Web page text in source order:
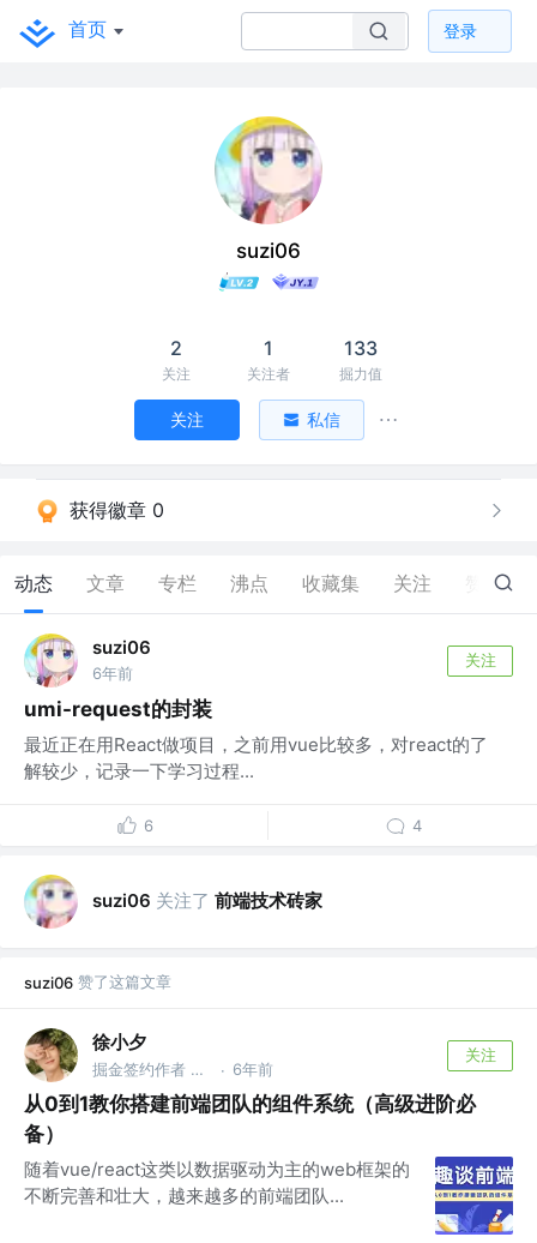
首页 登录
suzi06
2
关注
1
关注者
133
掘力值
关注 私信
获得徽章 0
动态 文章 专栏 沸点 收藏集 关注 1
suzi06
6年前
关注
umi-request的封装
最近正在用React做项目，之前用vue比较多，对react的了
解较少，记录一下学习过程...
6 4
suzi06 关注了 前端技术砖家
suzi06 赞了这篇文章
徐小夕
掘金签约作者 @flowmix多模态 · 6年前
关注
从0到1教你搭建前端团队的组件系统（高级进阶必
备）
随着vue/react这类以数据驱动为主的web框架的
不断完善和壮大，越来越多的前端团队...